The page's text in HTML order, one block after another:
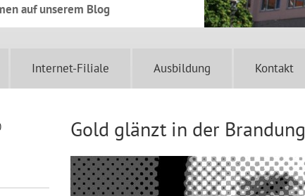
auf unserem Blog
Internet-Filiale Ausbildung Kontakt
Gold glänzt in der Brandung